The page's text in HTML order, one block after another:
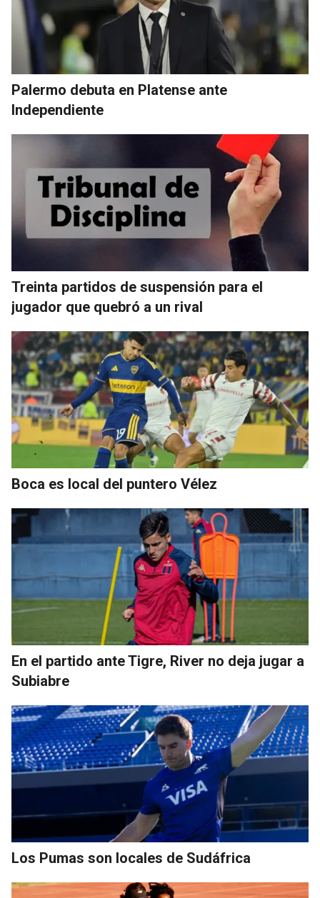
Palermo debuta en Platense ante
Independiente
Treinta partidos de suspensión para el
jugador que quebró a un rival
Boca es local del puntero Vélez
En el partido ante Tigre, River no deja jugar a
Subiabre
Los Pumas son locales de Sudáfrica